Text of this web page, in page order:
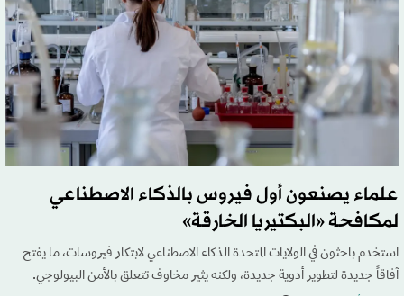
علماء يصنعون أول فيروس بالذكاء الاصطناعي
لمكافحة «البكتيريا الخارقة»
استخدم باحثون في الولايات المتحدة الذكاء الاصطناعي لابتكار فيروسات، ما يفتح
آفاقاً جديدة لتطوير أدوية جديدة، ولكنه يثير مخاوف تتعلق بالأمن البيولوجي.